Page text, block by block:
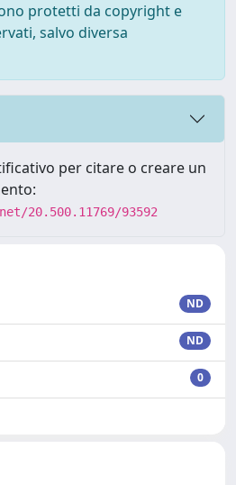
protetti da copyright e
salvo diversa
per citare o creare un
20.500.11769/93592
ND
ND
0